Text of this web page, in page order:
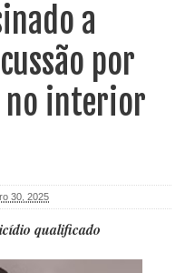
a
por
no interior
30, 2025
qualificado